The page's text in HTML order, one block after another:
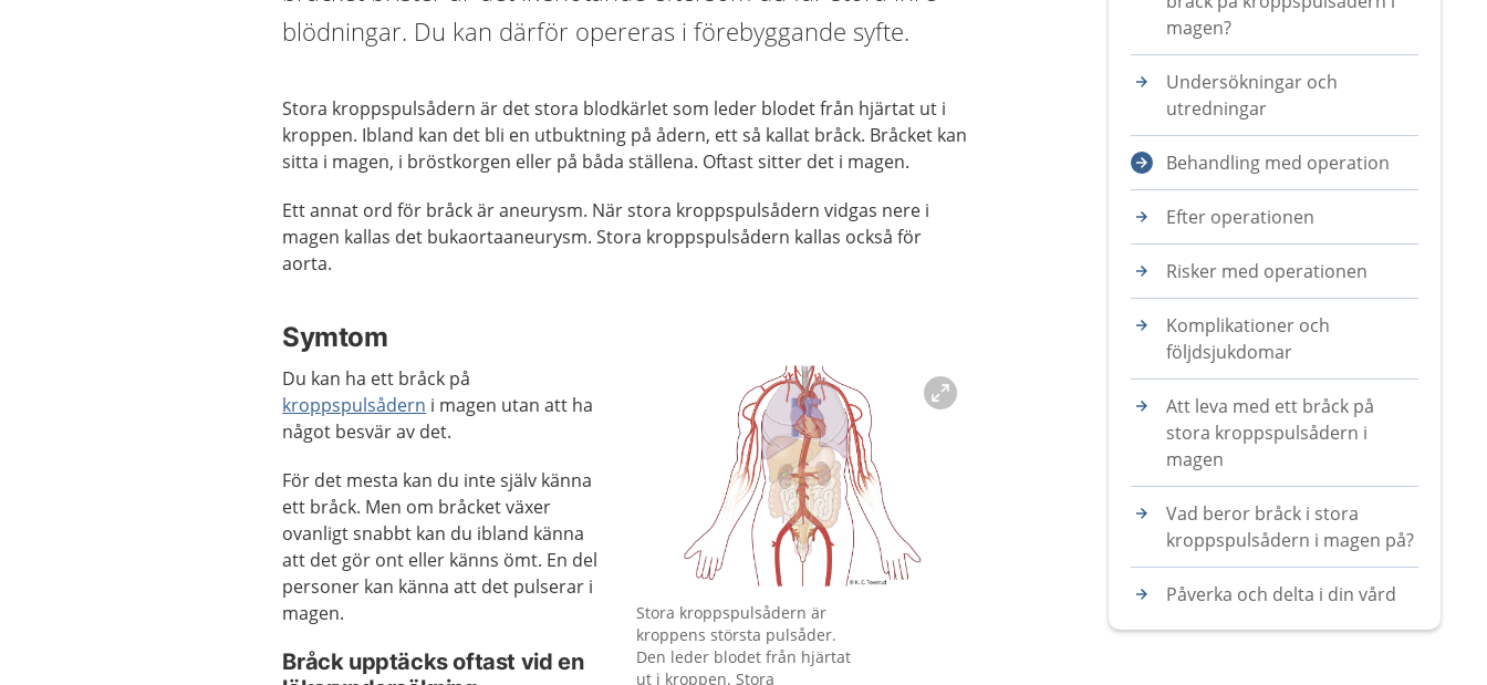
blödningar. Du kan därför opereras i förebyggande syfte.
Stora kroppspulsådern är det stora blodkärlet som leder blodet från hjärtat ut i
kroppen. Ibland kan det bli en utbuktning på ådern, ett så kallat bråck. Bråcket kan
sitta i magen, i bröstkorgen eller på båda ställena. Oftast sitter det i magen.
Ett annat ord för bråck är aneurysm. När stora kroppspulsådern vidgas nere i
magen kallas det bukaortaaneurysm. Stora kroppspulsådern kallas också för
aorta.
Symtom
Förstora bilden
Stora kroppspulsådern är
kroppens största pulsåder.
Den leder blodet från hjärtat
ut i kroppen. Stora
Du kan ha ett bråck på
kroppspulsådern i magen utan att ha
något besvär av det.
För det mesta kan du inte själv känna
ett bråck. Men om bråcket växer
ovanligt snabbt kan du ibland känna
att det gör ont eller känns ömt. En del
personer kan känna att det pulserar i
magen.
Bråck upptäcks oftast vid en
magen?
Undersökningar och
utredningar
Behandling med operation
Efter operationen
Risker med operationen
Komplikationer och
följdsjukdomar
Att leva med ett bråck på
stora kroppspulsådern i
magen
Vad beror bråck i stora
kroppspulsådern i magen på?
Påverka och delta i din vård